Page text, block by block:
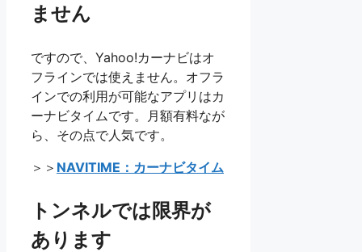
ません
ですので、Yahoo!カーナビはオ
フラインでは使えません。オフラ
インでの利用が可能なアプリはカ
ーナビタイムです。月額有料なが
ら、その点で人気です。
＞＞ NAVITIME：カーナビタイム
トンネルでは限界が
あります